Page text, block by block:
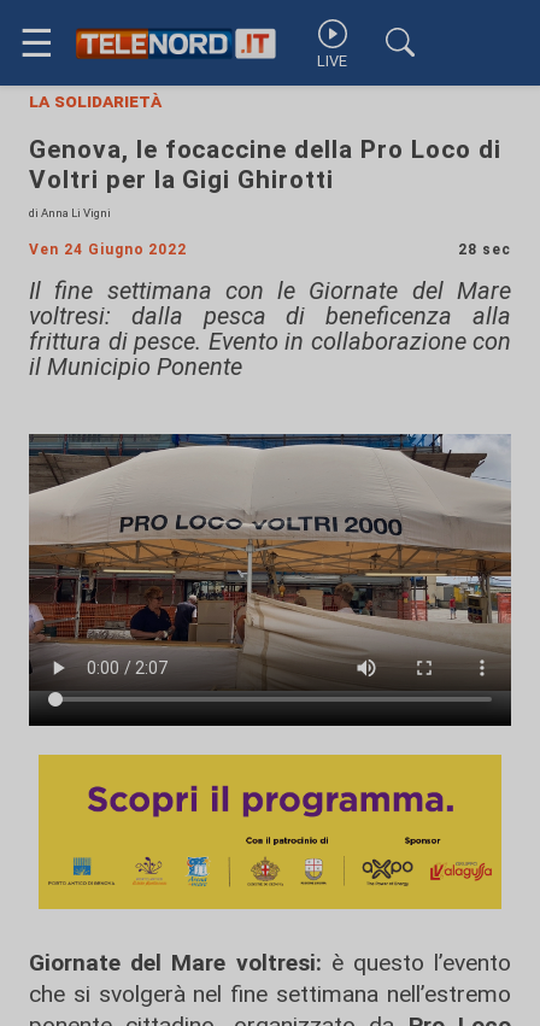
☰ LIVE
la solidarietà
Genova, le focaccine della Pro Loco di
Voltri per la Gigi Ghirotti
di Anna Li Vigni
Ven 24 Giugno 2022 28 sec
Il fine settimana con le Giornate del Mare
voltresi: dalla pesca di beneficenza alla
frittura di pesce. Evento in collaborazione con
il Municipio Ponente
Giornate del Mare voltresi: è questo l’evento
che si svolgerà nel fine settimana nell’estremo